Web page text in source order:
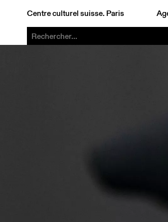
Centre culturel suisse. Paris